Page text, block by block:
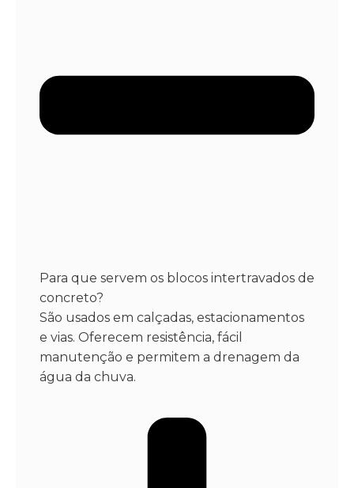
Para que servem os blocos intertravados de
concreto?
São usados em calçadas, estacionamentos
e vias. Oferecem resistência, fácil
manutenção e permitem a drenagem da
água da chuva.